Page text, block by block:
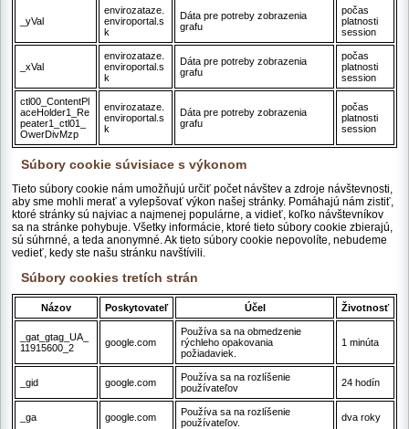
_yVal
envirozataze.
enviroportal.s
k
Dáta pre potreby zobrazenia
grafu
počas
platnosti
session
_xVal
envirozataze.
enviroportal.s
k
Dáta pre potreby zobrazenia
grafu
počas
platnosti
session
ctl00_ContentPl
aceHolder1_Re
peater1_ctl01_
OwerDivMzp
envirozataze.
enviroportal.s
k
Dáta pre potreby zobrazenia
grafu
počas
platnosti
session
Súbory cookie súvisiace s výkonom
Tieto súbory cookie nám umožňujú určiť počet návštev a zdroje návštevnosti,
aby sme mohli merať a vylepšovať výkon našej stránky. Pomáhajú nám zistiť,
ktoré stránky sú najviac a najmenej populárne, a vidieť, koľko návštevníkov
sa na stránke pohybuje. Všetky informácie, ktoré tieto súbory cookie zbierajú,
sú súhrnné, a teda anonymné. Ak tieto súbory cookie nepovolíte, nebudeme
vedieť, kedy ste našu stránku navštívili.
Súbory cookies tretích strán
Názov Poskytovateľ Účel Životnosť
_gat_gtag_UA_
11915600_2
google.com
Používa sa na obmedzenie
rýchleho opakovania
požiadaviek.
1 minúta
_gid google.com
Používa sa na rozlíšenie
používateľov
24 hodín
_ga google.com
Používa sa na rozlíšenie
používateľov.
dva roky